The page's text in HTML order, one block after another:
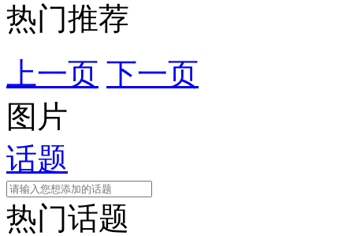
热门推荐
上一页 下一页
图片
话题
热门话题